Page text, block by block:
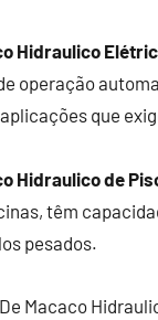
Hidraulico
operação
que
Hidraulico de
têm
pesados.
Macaco